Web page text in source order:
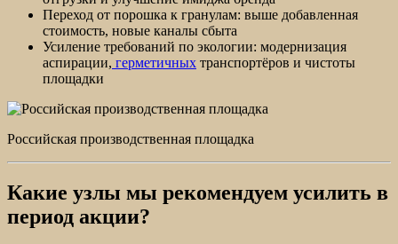
Переход от порошка к гранулам: выше добавленная
стоимость, новые каналы сбыта
Усиление требований по экологии: модернизация
аспирации, герметичных транспортёров и чистоты
площадки
Российская производственная площадка
Какие узлы мы рекомендуем усилить в
период акции?